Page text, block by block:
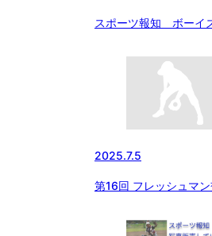
スポーツ報知 ボーイ
2025.7.5
第16回 フレッシュ